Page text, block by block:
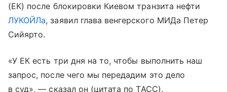
(ЕК) после блокировки Киевом транзита нефти
ЛУКОЙЛа, заявил глава венгерского МИДа Петер
Сийярто.
«У ЕК есть три дня на то, чтобы выполнить наш
запрос, после чего мы передадим это дело
в суд», — сказал он (цитата по ТАСС).